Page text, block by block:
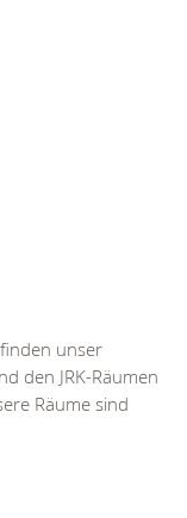
unser
den JRK-Räumen
Räume sind